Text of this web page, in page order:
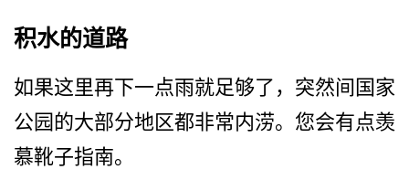
积水的道路
如果这里再下一点雨就足够了­，突然间国家
公园的大部分地区都非常内涝。您会有点­羡
慕靴子指南。